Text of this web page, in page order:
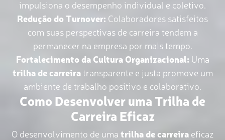
impulsiona o desempenho individual e coletivo.
Redução do Turnover: Colaboradores satisfeitos
com suas perspectivas de carreira tendem a
permanecer na empresa por mais tempo.
Fortalecimento da Cultura Organizacional: Uma
trilha de carreiratransparente e justa promove um
ambiente de trabalho positivo e colaborativo.
Como Desenvolver uma Trilha de
Carreira Eficaz
O desenvolvimento de uma trilha de carreira eficaz